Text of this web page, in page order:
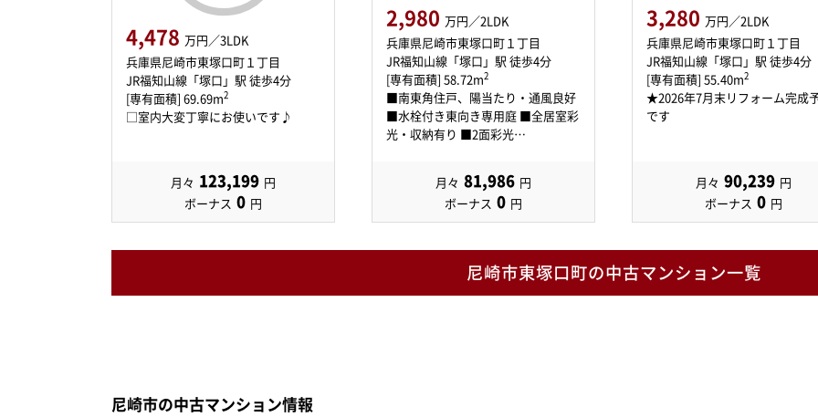
4,478 万円／3LDK
兵庫県尼崎市東塚口町１丁目
JR福知山線「塚口」駅 徒歩4分
[専有面積] 69.69m2
□室内大変丁寧にお使いです♪
月々 123,199 円
ボーナス 0 円
2,980 万円／2LDK
兵庫県尼崎市東塚口町１丁目
JR福知山線「塚口」駅 徒歩4分
[専有面積] 58.72m2
■南東角住戸、陽当たり・通風良好
■水栓付き東向き専用庭 ■全居室彩
光・収納有り ■2面彩光…
月々 81,986 円
ボーナス 0 円
3,280 万円／2LDK
兵庫県尼崎市東塚口町１丁目
JR福知山線「塚口」駅 徒歩4分
[専有面積] 55.40m2
★2026年7月末リフォーム完成
です
月々 90,239 円
ボーナス 0 円
尼崎市東塚口町の中古マンション一覧
尼崎市の中古マンション情報